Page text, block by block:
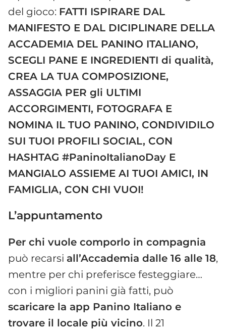
del gioco: FATTI ISPIRARE DAL
MANIFESTO E DAL DICIPLINARE DELLA
ACCADEMIA DEL PANINO ITALIANO,
SCEGLI PANE E INGREDIENTI di qualità,
CREA LA TUA COMPOSIZIONE,
ASSAGGIA PER gli ULTIMI
ACCORGIMENTI, FOTOGRAFA E
NOMINA IL TUO PANINO, CONDIVIDILO
SUI TUOI PROFILI SOCIAL, CON
HASHTAG #PaninoItalianoDay E
MANGIALO ASSIEME AI TUOI AMICI, IN
FAMIGLIA, CON CHI VUOI!
L’appuntamento
Per chi vuole comporlo in compagnia
può recarsi all’Accademia dalle 16 alle 18,
mentre per chi preferisce festeggiare…
con i migliori panini già fatti, può
scaricare la app Panino Italiano e
trovare il locale più vicino. Il 21